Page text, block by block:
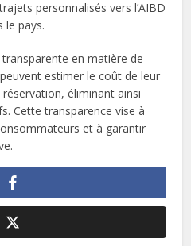
personnalisés vers l’AIBD
le pays.
en matière de
estimer le coût de leur
éliminant ainsi
Cette transparence vise à
et à garantir